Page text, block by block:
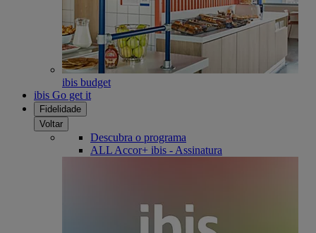
ibis budget
ibis Go get it
Fidelidade
Voltar
Descubra o programa
ALL Accor+ ibis - Assinatura